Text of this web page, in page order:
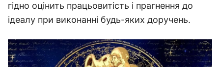
гідно оцінить працьовитість і прагнення до
ідеалу при виконанні будь-яких доручень.